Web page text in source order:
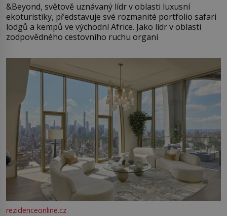
&Beyond, světově uznávaný lídr v oblasti luxusní
ekoturistiky, představuje své rozmanité portfolio safari
lodgů a kempů ve východní Africe. Jako lídr v oblasti
zodpovědného cestovního ruchu organi
rezidenceonline.cz